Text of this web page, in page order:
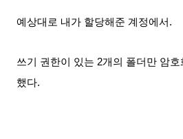
예상대로 내가 할당해준 계정에서.
쓰기 권한이 있는 2개의 폴더만 암호
했다.